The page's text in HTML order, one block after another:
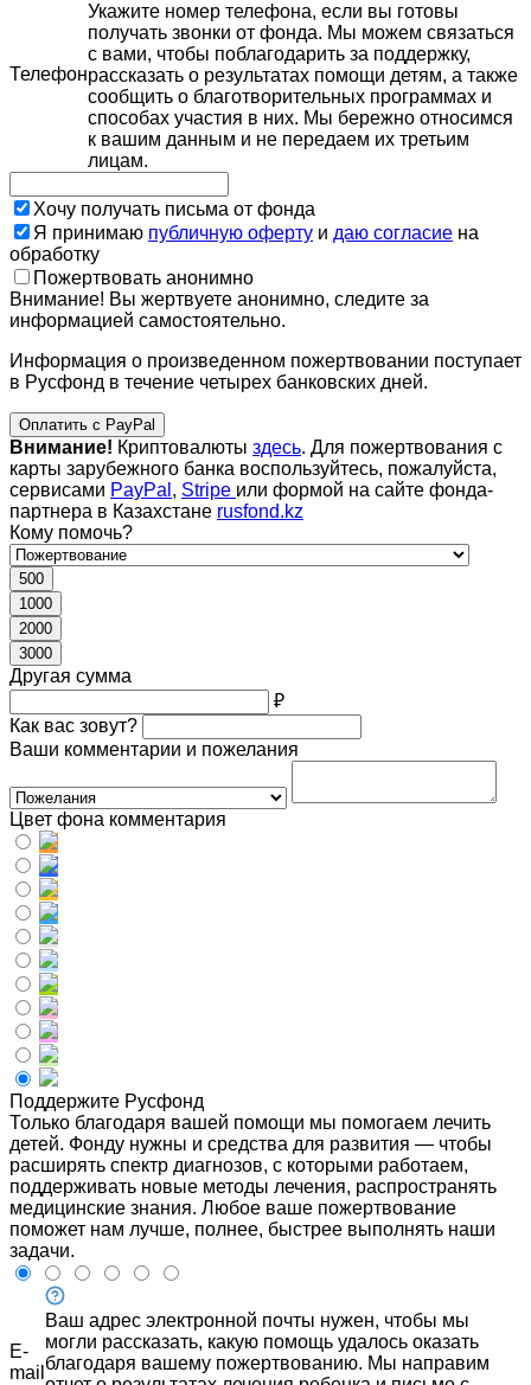
Телефон
Укажите номер телефона, если вы готовы
получать звонки от фонда. Мы можем связаться
с вами, чтобы поблагодарить за поддержку,
рассказать о результатах помощи детям, а также
сообщить о благотворительных программах и
способах участия в них. Мы бережно относимся
к вашим данным и не передаем их третьим
лицам.
Хочу получать письма от фонда
Я принимаю публичную оферту и даю согласие на
обработку
Пожертвовать анонимно
Внимание! Вы жертвуете анонимно, следите за
информацией самостоятельно.
Информация о произведенном пожертвовании поступает
в Русфонд в течение четырех банковских дней.
Оплатить с PayPal
Внимание! Криптовалюты здесь. Для пожертвования с
карты зарубежного банка воспользуйтесь, пожалуйста,
сервисами PayPal , Stripe или формой на сайте фонда-
партнера в Казахстане rusfond.kz
Кому помочь?
500
1000
2000
3000
Другая сумма
₽
Как вас зовут?
Ваши комментарии и пожелания
Цвет фона комментария
Поддержите Русфонд
Только благодаря вашей помощи мы помогаем лечить
детей. Фонду нужны и средства для развития — чтобы
расширять спектр диагнозов, с которыми работаем,
поддерживать новые методы лечения, распространять
медицинские знания. Любое ваше пожертвование
поможет нам лучше, полнее, быстрее выполнять наши
задачи.
E-
mail
Ваш адрес электронной почты нужен, чтобы мы
могли рассказать, какую помощь удалось оказать
благодаря вашему пожертвованию. Мы направим